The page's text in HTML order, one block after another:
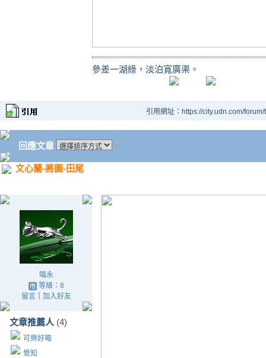
參差一湖綠，淡泊寬廣渠。
引用網址：https://city.udn.com/
回應文章
文心蘭-將園-田尾
喵永
等級：8
留言｜ 加入好友
文章推薦人 (4)
可樂好喝
覺知